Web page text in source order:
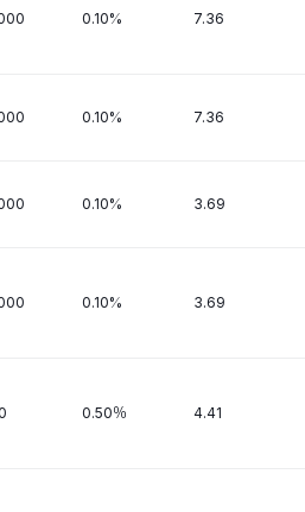
0.10% 7.36
0.10% 7.36
0.10% 3.69
0.10% 3.69
0.50％ 4.41